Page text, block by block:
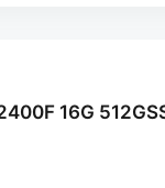
16G